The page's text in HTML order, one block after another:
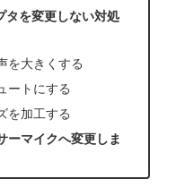
タを変更しない対処
を大きくする
ートにする
を加工する
ーマイクへ変更しま